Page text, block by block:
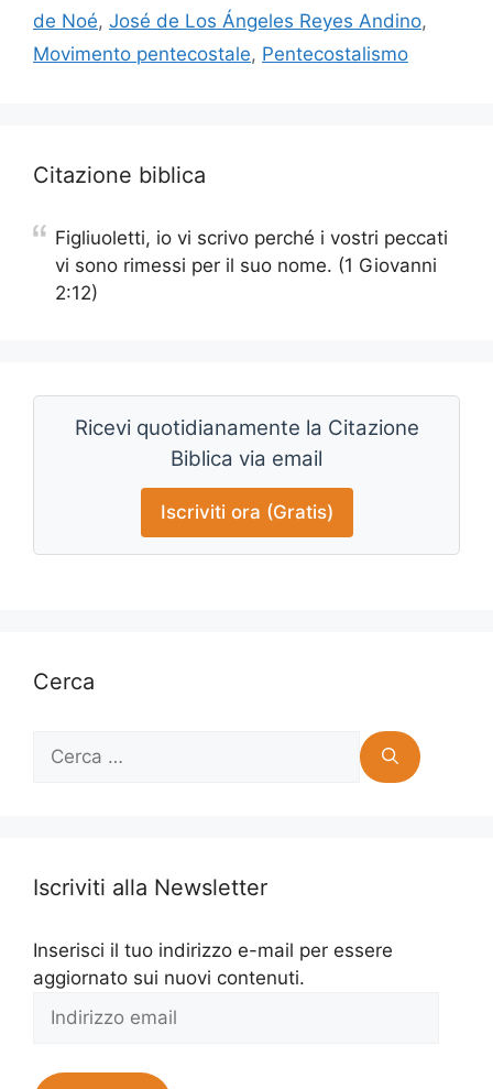
de Noé, José de Los Ángeles Reyes Andino,
Movimento pentecostale, Pentecostalismo
Citazione biblica
Figliuoletti, io vi scrivo perché i vostri peccati
vi sono rimessi per il suo nome. (1 Giovanni
2:12)
Ricevi quotidianamente la Citazione
Biblica via email
Iscriviti ora (Gratis)
Cerca
Ricerca
Iscriviti alla Newsletter
Inserisci il tuo indirizzo e-mail per essere
aggiornato sui nuovi contenuti.
Indirizzo